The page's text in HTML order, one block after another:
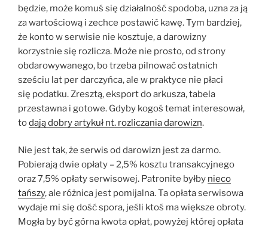
będzie, może komuś się działalność spodoba, uzna za ją
za wartościową i zechce postawić kawę. Tym bardziej,
że konto w serwisie nie kosztuje, a darowizny
korzystnie się rozlicza. Może nie prosto, od strony
obdarowywanego, bo trzeba pilnować ostatnich
sześciu lat per darczyńca, ale w praktyce nie płaci
się podatku. Zresztą, eksport do arkusza, tabela
przestawna i gotowe. Gdyby kogoś temat interesował,
todają dobry artykuł nt. rozliczania darowizn.
Nie jest tak, że serwis od darowizn jest za darmo.
Pobierają dwie opłaty – 2,5% kosztu transakcyjnego
oraz 7,5% opłaty serwisowej. Patronite byłby nieco
tańszy, ale różnica jest pomijalna. Ta opłata serwisowa
wydaje mi się dość spora, jeśli ktoś ma większe obroty.
Mogła by być górna kwota opłat, powyżej której opłata